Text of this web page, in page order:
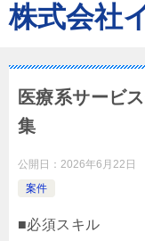
株式会社
医療系サービ
集
公開日： 2026年6月22日
案件
■必須スキル